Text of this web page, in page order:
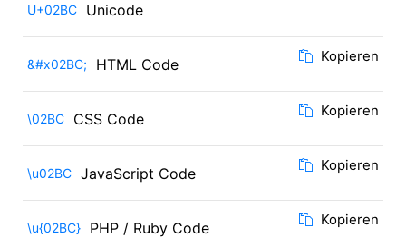
U+02BC Unicode
Kopieren
&#x02BC; HTML Code
Kopieren
\02BC CSS Code
Kopieren
\u02BC JavaScript Code
Kopieren
\u{02BC} PHP / Ruby Code